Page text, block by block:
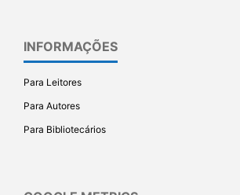
INFORMAÇÕES
Para Leitores
Para Autores
Para Bibliotecários